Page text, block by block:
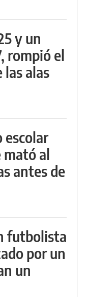
y un
rompió el
las alas
mató al
antes de
futbolista
por un
un